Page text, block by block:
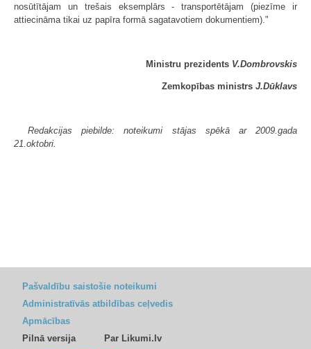
nosūtītājam un trešais eksemplārs - transportētājam (piezīme ir
attiecināma tikai uz papīra formā sagatavotiem dokumentiem)."
Ministru prezidents V.Dombrovskis
Zemkopības ministrs J.Dūklavs
Redakcijas piebilde: noteikumi stājas spēkā ar 2009.gada
21.oktobri.
Pašvaldību saistošie noteikumi
Administratīvās atbildības ceļvedis
Apmācības
Pilnā versija
Par Likumi.lv